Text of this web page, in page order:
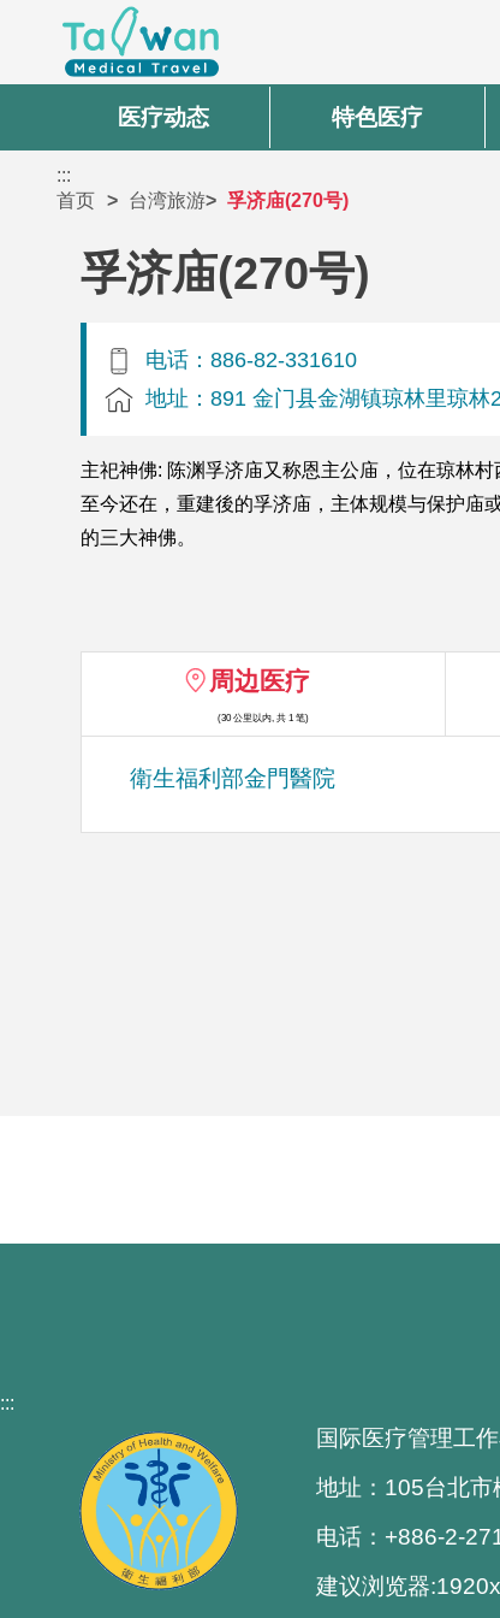
医疗动态 特色医疗
:::
首页
台湾旅游 孚济庙(270号)
孚济庙(270号)
电话：886-82-331610
地址：891 金门县金湖镇琼林里琼林
主祀神佛: 陈渊孚济庙又称恩主公庙，位在琼林
至今还在，重建後的孚济庙，主体规模与保护庙
的三大神佛。
周边医疗
(30 公里以内, 共 1 笔)
衛生福利部金門醫院
:::
国际医疗管理工
地址：105台北
电话：+886-2-
建议浏览器